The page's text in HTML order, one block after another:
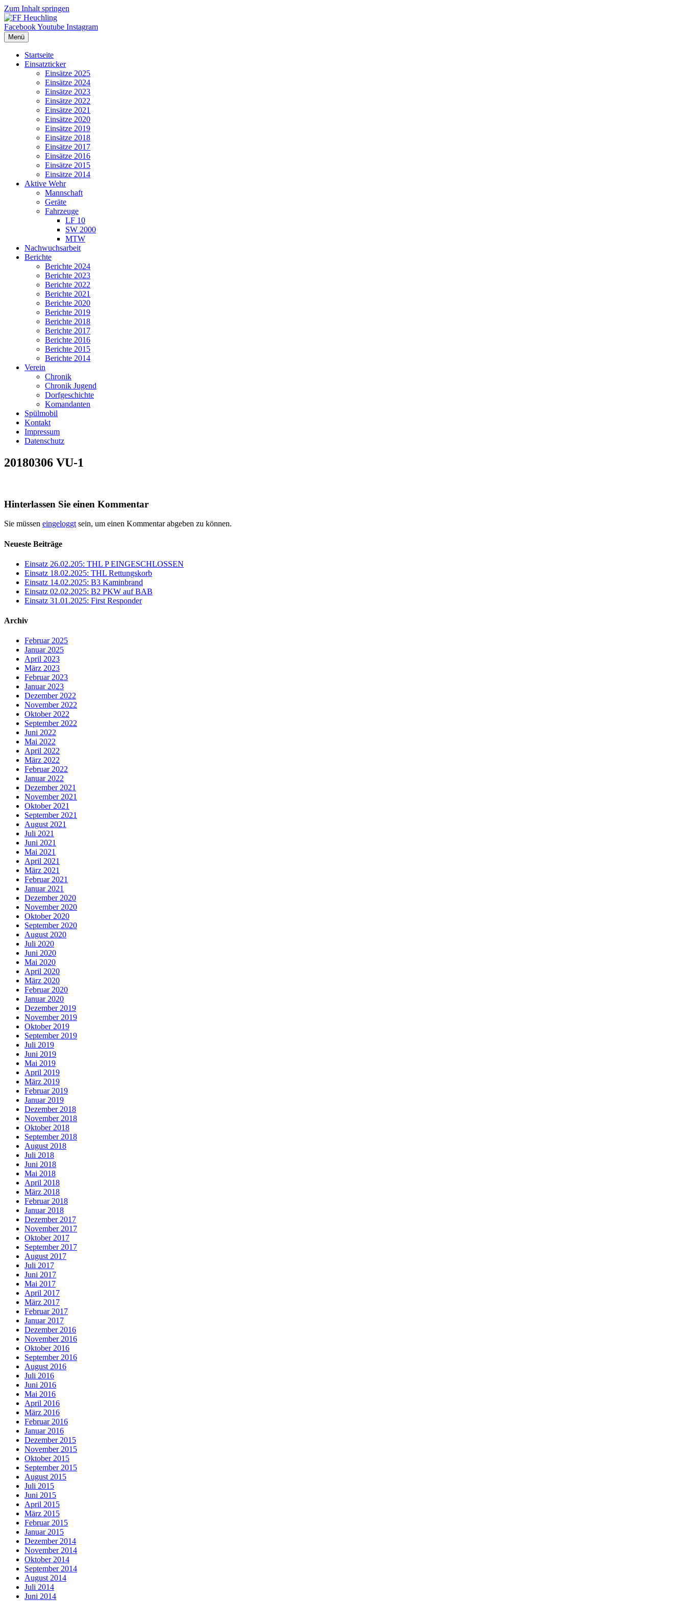
Zum Inhalt springen
FacebookYoutube Instagram
Menü
Startseite
Einsatzticker
Einsätze 2025
Einsätze 2024
Einsätze 2023
Einsätze 2022
Einsätze 2021
Einsätze 2020
Einsätze 2019
Einsätze 2018
Einsätze 2017
Einsätze 2016
Einsätze 2015
Einsätze 2014
Aktive Wehr
Mannschaft
Geräte
Fahrzeuge
LF 10
SW 2000
MTW
Nachwuchsarbeit
Berichte
Berichte 2024
Berichte 2023
Berichte 2022
Berichte 2021
Berichte 2020
Berichte 2019
Berichte 2018
Berichte 2017
Berichte 2016
Berichte 2015
Berichte 2014
Verein
Chronik
Chronik Jugend
Dorfgeschichte
Komandanten
Spülmobil
Kontakt
Impressum
Datenschutz
20180306 VU-1
Hinterlassen Sie einen Kommentar
Sie müssen eingeloggt sein, um einen Kommentar abgeben zu können.
Neueste Beiträge
Einsatz 26.02.205: THL P EINGESCHLOSSEN
Einsatz 18.02.2025: THL Rettungskorb
Einsatz 14.02.2025: B3 Kaminbrand
Einsatz 02.02.2025: B2 PKW auf BAB
Einsatz 31.01.2025: First Responder
Archiv
Februar 2025
Januar 2025
April 2023
März 2023
Februar 2023
Januar 2023
Dezember 2022
November 2022
Oktober 2022
September 2022
Juni 2022
Mai 2022
April 2022
März 2022
Februar 2022
Januar 2022
Dezember 2021
November 2021
Oktober 2021
September 2021
August 2021
Juli 2021
Juni 2021
Mai 2021
April 2021
März 2021
Februar 2021
Januar 2021
Dezember 2020
November 2020
Oktober 2020
September 2020
August 2020
Juli 2020
Juni 2020
Mai 2020
April 2020
März 2020
Februar 2020
Januar 2020
Dezember 2019
November 2019
Oktober 2019
September 2019
Juli 2019
Juni 2019
Mai 2019
April 2019
März 2019
Februar 2019
Januar 2019
Dezember 2018
November 2018
Oktober 2018
September 2018
August 2018
Juli 2018
Juni 2018
Mai 2018
April 2018
März 2018
Februar 2018
Januar 2018
Dezember 2017
November 2017
Oktober 2017
September 2017
August 2017
Juli 2017
Juni 2017
Mai 2017
April 2017
März 2017
Februar 2017
Januar 2017
Dezember 2016
November 2016
Oktober 2016
September 2016
August 2016
Juli 2016
Juni 2016
Mai 2016
April 2016
März 2016
Februar 2016
Januar 2016
Dezember 2015
November 2015
Oktober 2015
September 2015
August 2015
Juli 2015
Juni 2015
April 2015
März 2015
Februar 2015
Januar 2015
Dezember 2014
November 2014
Oktober 2014
September 2014
August 2014
Juli 2014
Juni 2014